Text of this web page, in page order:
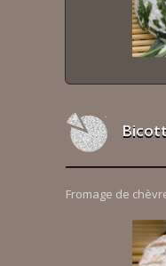
Fromage de